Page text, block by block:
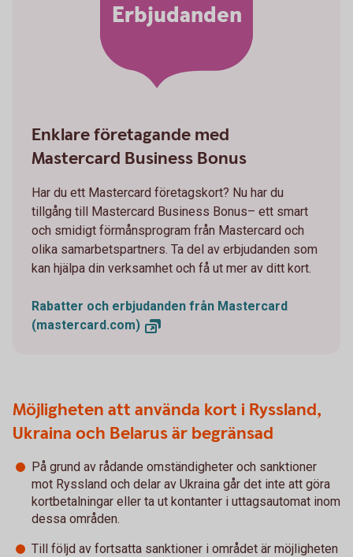
Erbjudanden
Enklare företagande med
Mastercard Business Bonus
Har du ett Mastercard företagskort? Nu har du
tillgång till Mastercard Business Bonus– ett smart
och smidigt förmånsprogram från Mastercard och
olika samarbetspartners. Ta del av erbjudanden som
kan hjälpa din verksamhet och få ut mer av ditt kort.
Rabatter och erbjudanden från Mastercard
(mastercard.com)
Möjligheten att använda kort i Ryssland,
Ukraina och Belarus är begränsad
På grund av rådande omständigheter och sanktioner
mot Ryssland och delar av Ukraina går det inte att göra
kortbetalningar eller ta ut kontanter i uttagsautomat inom
dessa områden.
Till följd av fortsatta sanktioner i området är möjligheten